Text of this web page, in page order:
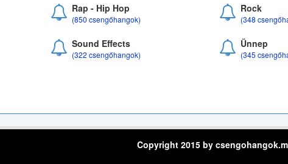
Rap - Hip Hop
(850 csengőhangok)
Rock
(348
Sound Effects
(322 csengőhangok)
Ünnep
(345
Copyright 2015 by